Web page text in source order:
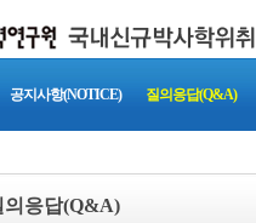
공지사항(NOTICE) 질의응답(Q&A)
의응답(Q&A)